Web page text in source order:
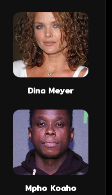
Dina Meyer
Mpho Koaho